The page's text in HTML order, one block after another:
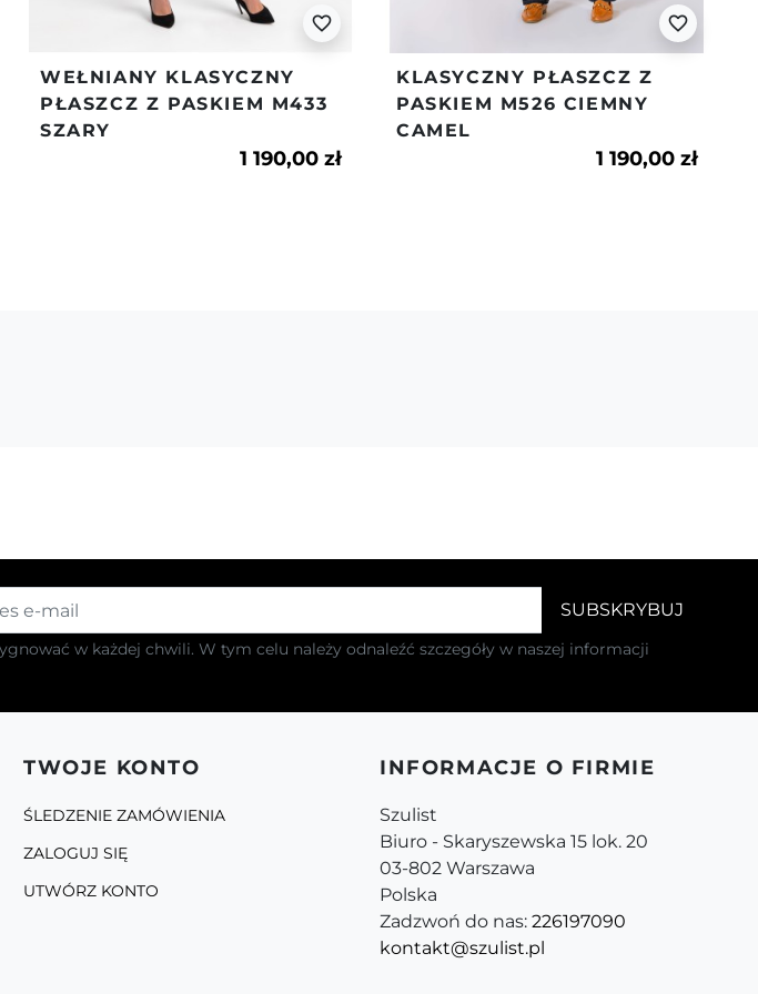
regulaminie.
favorite_border
WEŁNIANY KLASYCZNY
PŁASZCZ Z PASKIEM M433
SZARY
1 190,00 zł
favorite_border
KLASYCZNY PŁASZCZ Z
PASKIEM M526 CIEMNY
CAMEL
1 190,00 zł
w każdej chwili. W tym celu należy odnaleźć szczegóły w naszej informacji
TWOJE KONTO
ŚLEDZENIE ZAMÓWIENIA
ZALOGUJ SIĘ
UTWÓRZ KONTO
INFORMACJE O FIRMIE
Szulist
Biuro - Skaryszewska 15 lok. 20
03-802 Warszawa
Polska
Zadzwoń do nas: 226197090
kontakt@szulist.pl